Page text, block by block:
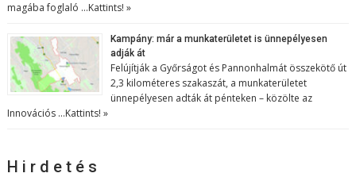
magába foglaló …Kattints! »
Kampány: már a munkaterületet is ünnepélyesen
adják át
Felújítják a Győrságot és Pannonhalmát összekötő út
2,3 kilométeres szakaszát, a munkaterületet
ünnepélyesen adták át pénteken – közölte az
Innovációs …Kattints! »
H i r d e t é s